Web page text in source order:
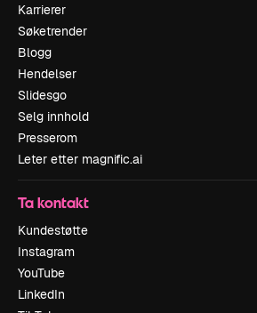
Karrierer
Søketrender
Blogg
Hendelser
Slidesgo
Selg innhold
Presserom
Leter etter magnific.ai
Ta kontakt
Kundestøtte
Instagram
YouTube
LinkedIn